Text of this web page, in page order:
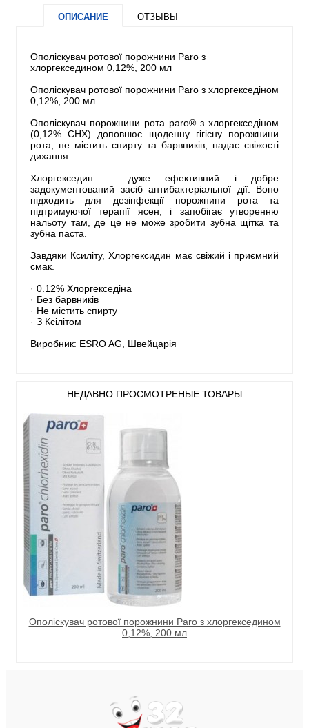
ОПИСАНИЕ ОТЗЫВЫ
Ополіскувач ротової порожнини Paro з
хлоргекседином 0,12%, 200 мл
Ополіскувач ротової порожнини Paro з хлоргекседіном
0,12%, 200 мл
Ополіскувач порожнини рота paro® з хлоргекседіном
(0,12% СHX) доповнює щоденну гігієну порожнини
рота, не містить спирту та барвників; надає свіжості
дихання.
Хлоргекседин – дуже ефективний і добре
задокументований засіб антибактеріальної дії. Воно
підходить для дезінфекції порожнини рота та
підтримуючої терапії ясен, і запобігає утворенню
нальоту там, де це не може зробити зубна щітка та
зубна паста.
Завдяки Ксиліту, Хлоргексидин має свіжий і приємний
смак.
· 0.12% Хлоргекседіна
· Без барвників
· Не містить спирту
· З Ксілітом
Виробник: ESRO AG, Швейцарія
НЕДАВНО ПРОСМОТРЕНЫЕ ТОВАРЫ
Ополіскувач ротової порожнини Paro з хлоргекседином
0,12%, 200 мл